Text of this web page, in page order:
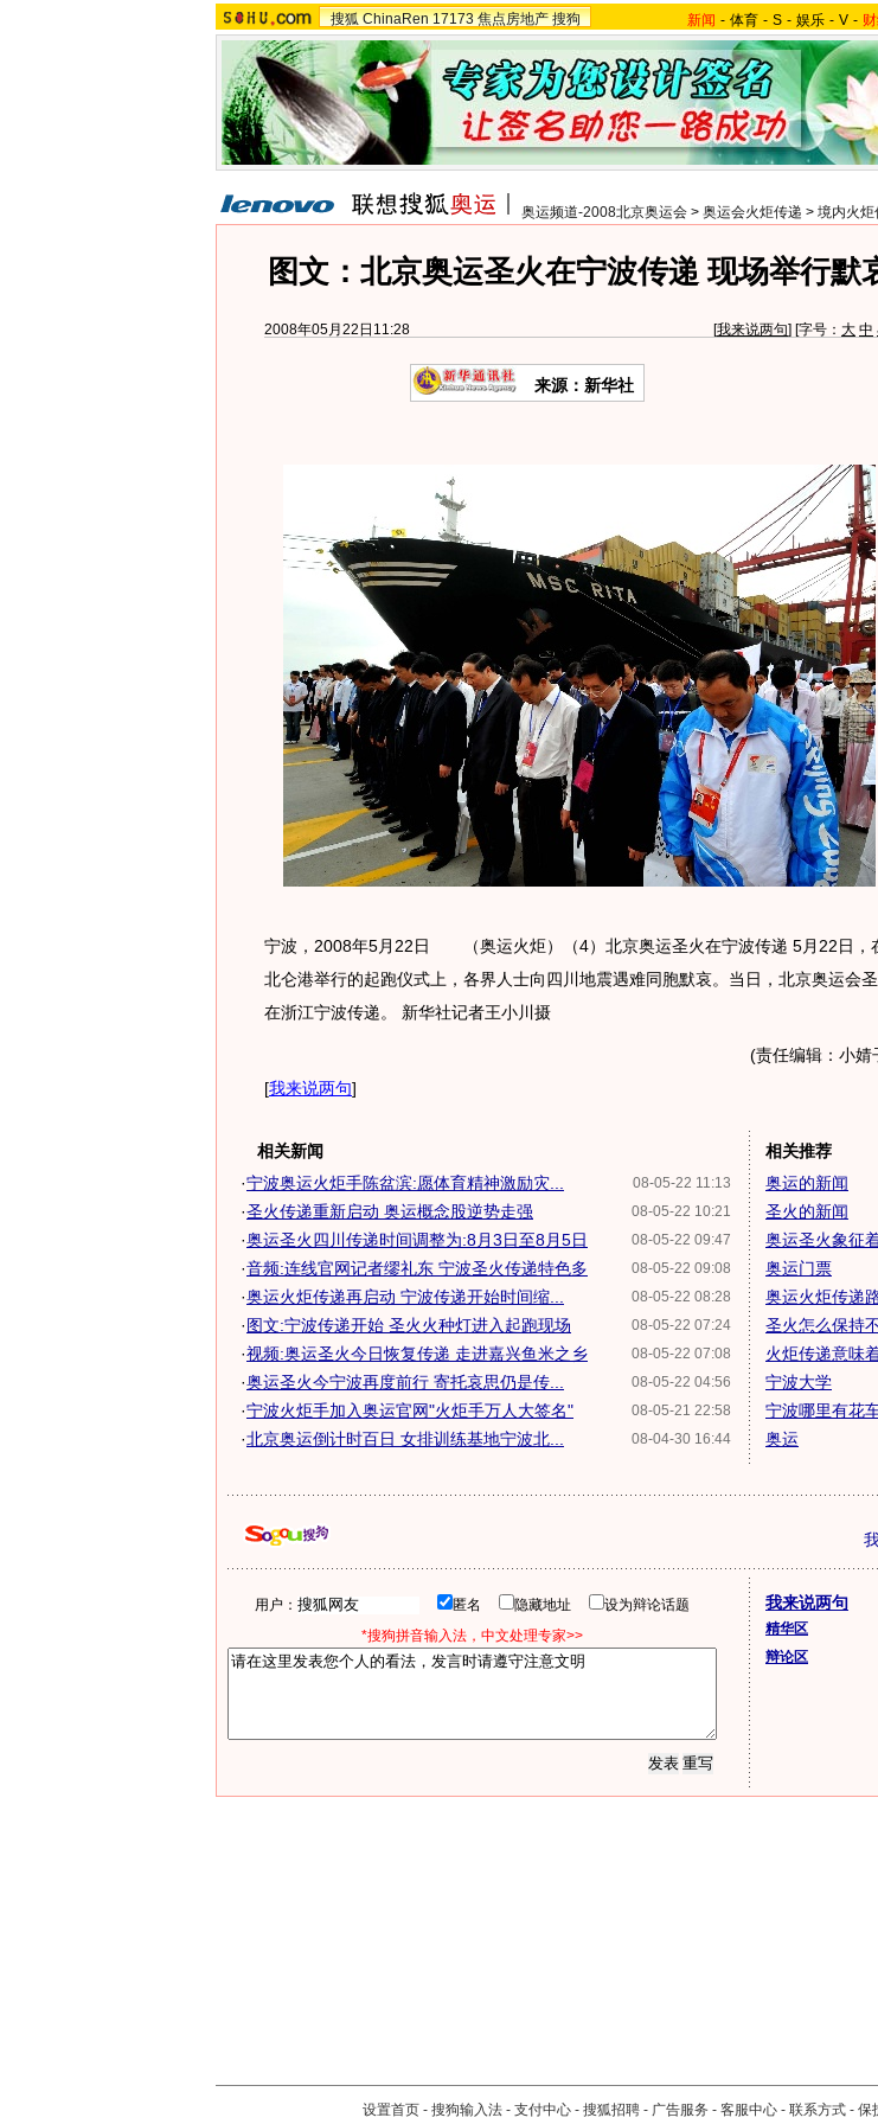
搜狐 ChinaRen 17173 焦点房地产 搜狗 新闻 - 体育 - S - 娱乐 - V -
奥运频道-2008北京奥运会 > 奥运会火炬传递 > 境内火炬
图文：北京奥运圣火在宁波传递 现场举行默
2008年05月22日11:28 [我来说两句] [字号： 大 中
来源：新华社
宁波，2008年5月22日 （奥运火炬）（4）北京奥运圣火在宁波传递 5月22日，
北仑港举行的起跑仪式上，各界人士向四川地震遇难同胞默哀。当日，北京奥运会
在浙江宁波传递。 新华社记者王小川摄
(责任编辑：小婧
[我来说两句]
相关新闻
08-05-22 11:13
·宁波奥运火炬手陈盆滨:愿体育精神激励灾...
08-05-22 10:21
·圣火传递重新启动 奥运概念股逆势走强
08-05-22 09:47
·奥运圣火四川传递时间调整为:8月3日至8月5日
08-05-22 09:08
·音频:连线官网记者缪礼东 宁波圣火传递特色多
08-05-22 08:28
·奥运火炬传递再启动 宁波传递开始时间缩...
08-05-22 07:24
·图文:宁波传递开始 圣火火种灯进入起跑现场
08-05-22 07:08
·视频:奥运圣火今日恢复传递 走进嘉兴鱼米之乡
08-05-22 04:56
·奥运圣火今宁波再度前行 寄托哀思仍是传...
08-05-21 22:58
·宁波火炬手加入奥运官网"火炬手万人大签名"
08-04-30 16:44
·北京奥运倒计时百日 女排训练基地宁波北...
相关推荐
奥运的新闻
圣火的新闻
奥运圣火象征
奥运门票
奥运火炬传递
圣火怎么保持
火炬传递意味
宁波大学
宁波哪里有花
奥运
用户： 匿名 隐藏地址
设为辩论话题
*搜狗拼音输入法，中文处理专家>>
我来说两句
精华区
辩论区
设置首页 - 搜狗输入法 - 支付中心 - 搜狐招聘 - 广告服务 - 客服中心 - 联系方式 - 保